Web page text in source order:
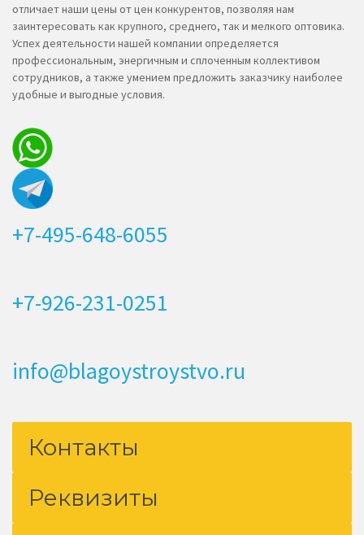
отличает наши цены от цен конкурентов, позволяя нам
заинтересовать как крупного, среднего, так и мелкого оптовика.
Успех деятельности нашей компании определяется
профессиональным, энергичным и сплоченным коллективом
сотрудников, а также умением предложить заказчику наиболее
удобные и выгодные условия.
+7-495-648-6055
+7-926-231-0251
info@blagoystroystvo.ru
Контакты
Реквизиты